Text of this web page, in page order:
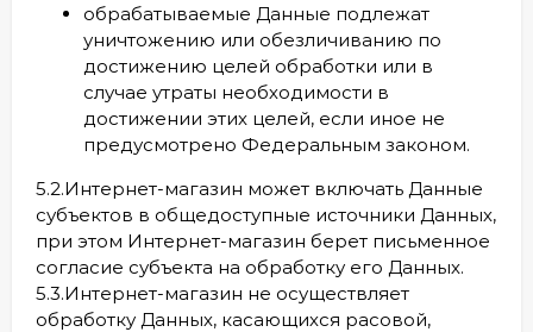
обрабатываемые Данные подлежат
уничтожению или обезличиванию по
достижению целей обработки или в
случае утраты необходимости в
достижении этих целей, если иное не
предусмотрено Федеральным законом.
5.2.Интернет-магазин может включать Данные
субъектов в общедоступные источники Данных,
при этом Интернет-магазин берет письменное
согласие субъекта на обработку его Данных.
5.3.Интернет-магазин не осуществляет
обработку Данных, касающихся расовой,